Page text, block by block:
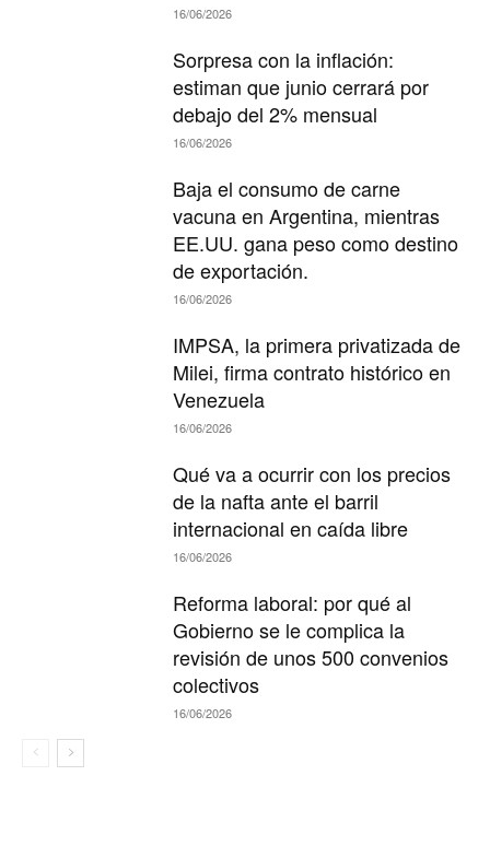
16/06/2026
Sorpresa con la inflación:
estiman que junio cerrará por
debajo del 2% mensual
16/06/2026
Baja el consumo de carne
vacuna en Argentina, mientras
EE.UU. gana peso como destino
de exportación.
16/06/2026
IMPSA, la primera privatizada de
Milei, firma contrato histórico en
Venezuela
16/06/2026
Qué va a ocurrir con los precios
de la nafta ante el barril
internacional en caída libre
16/06/2026
Reforma laboral: por qué al
Gobierno se le complica la
revisión de unos 500 convenios
colectivos
16/06/2026